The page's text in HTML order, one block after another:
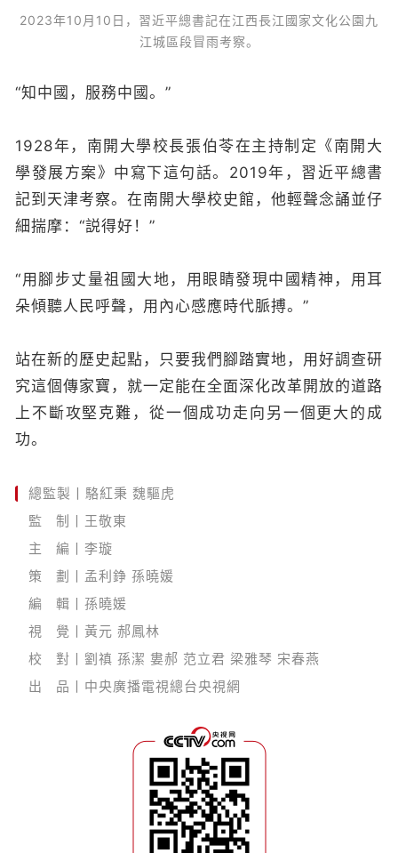
2023年10月10日，習近平總書記在江西長江國家文化公園九
江城區段冒雨考察。
“知中國，服務中國。”
1928年，南開大學校長張伯苓在主持制定《南開大
學發展方案》中寫下這句話。2019年，習近平總書
記到天津考察。在南開大學校史館，他輕聲念誦並仔
細揣摩：“説得好！”
“用腳步丈量祖國大地，用眼睛發現中國精神，用耳
朵傾聽人民呼聲，用內心感應時代脈搏。 ”
站在新的歷史起點，只要我們腳踏實地，用好調查研
究這個傳家寶，就一定能在全面深化改革開放的道路
上不斷攻堅克難，從一個成功走向另一個更大的成
功。
總監製丨駱紅秉 魏驅虎
監 制丨王敬東
主 編丨李璇
策 劃丨孟利錚 孫曉媛
編 輯丨孫曉媛
視 覺丨黃元 郝鳳林
校 對丨劉禛 孫潔 婁郝 范立君 梁雅琴 宋春燕
出 品丨中央廣播電視總台央視網